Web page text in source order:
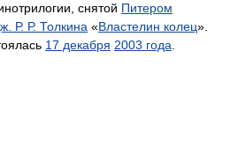
снятой Питером
Р. Р. Толкина «Властелин колец».
17 декабря 2003 года